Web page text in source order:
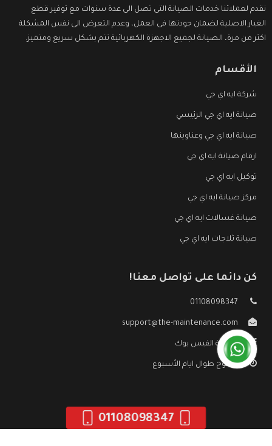
نقدم لعملائنا خدمات الصيانة التى تصل الى عدة سنوات مع توفير قطع
الغيار الاصلية لضمان جودتها فى العمل، وعدم التعرض الى نفس المشكلة
اكثر من مرة، الصيانة لجميع الاجهزة الكهربائية تتم بشكل سريع ومتميز.
الأقسام
شركة ايه اي جي
صيانة ايه اي جي الرئيسي
صيانة ايه اي جي وعناوينها
ارقام صيانة ايه اي جي
توكيل ايه اي جي
مركز صيانة ايه اي جي
صيانة غسالات ايه اي جي
صيانة ثلاجات ايه اي جي
كن دائما على تواصل معنا!
01108098347
support@the-maintenance.com
صفحة الفيس بوك
مفتوح طوال ايام الأسبوع
01108098347